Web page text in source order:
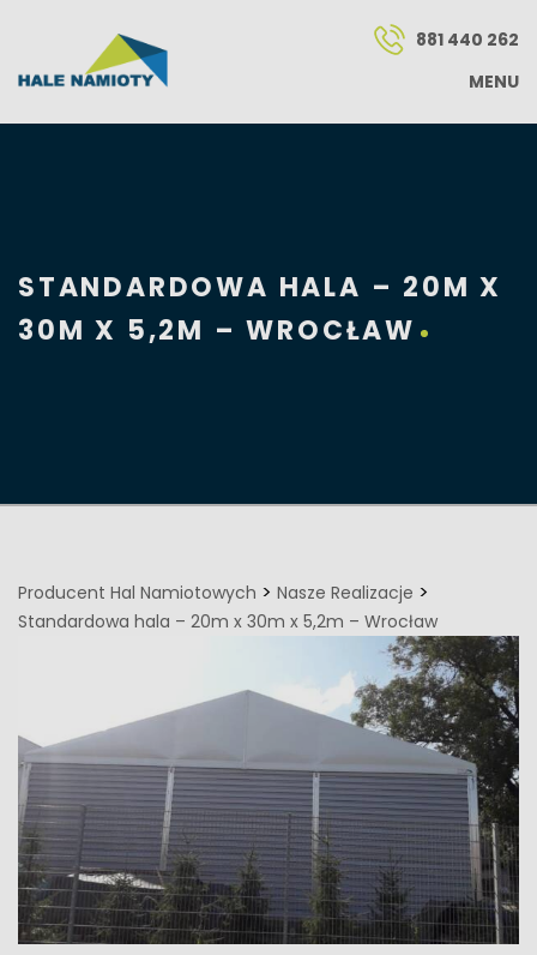
881 440 262
MENU
STANDARDOWA HALA – 20M X
30M X 5,2M – WROCŁAW
Producent Hal Namiotowych > Nasze Realizacje >
Standardowa hala – 20m x 30m x 5,2m – Wrocław